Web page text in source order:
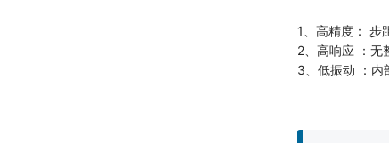
1、高精度： 步
2、高响应 ：无
3、低振动 ：内